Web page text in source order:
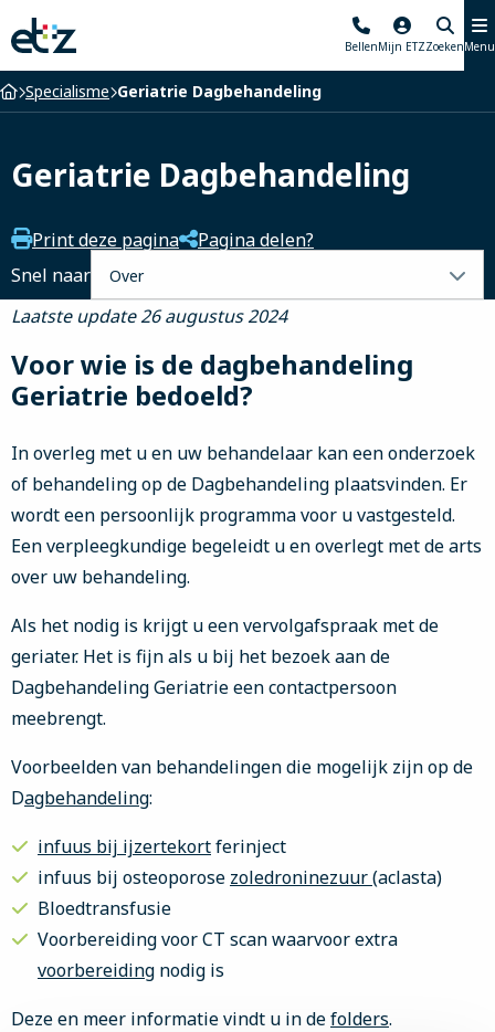
Elisabeth-
TweeSteden
Ziekenhuis
BellenMijn ETZZoekenMenu
Home
Specialisme Geriatrie Dagbehandeling
Geriatrie Dagbehandeling
Print deze pagina
Pagina delen?
Snel naar
tabblad
Laatste update 26 augustus 2024
Voor wie is de dagbehandeling
Geriatrie bedoeld?
In overleg met u en uw behandelaar kan een onderzoek
of behandeling op de Dagbehandeling plaatsvinden. Er
wordt een persoonlijk programma voor u vastgesteld.
Een verpleegkundige begeleidt u en overlegt met de arts
over uw behandeling.
Als het nodig is krijgt u een vervolgafspraak met de
geriater. Het is fijn als u bij het bezoek aan de
Dagbehandeling Geriatrie een contactpersoon
meebrengt.
Voorbeelden van behandelingen die mogelijk zijn op de
Dagbehandeling:
infuus bij ijzertekortferinject
infuus bij osteoporose zoledroninezuur(aclasta)
Bloedtransfusie
Voorbereiding voor CT scan waarvoor extra
voorbereiding nodig is
Deze en meer informatie vindt u in defolders.